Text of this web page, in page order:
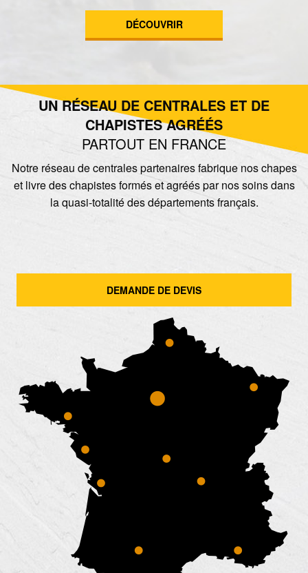
DÉCOUVRIR
UN RÉSEAU DE CENTRALES ET DE
CHAPISTES AGRÉÉS
PARTOUT EN FRANCE
Notre réseau de centrales partenaires fabrique nos chapes
et livre des chapistes formés et agréés par nos soins dans
la quasi-totalité des départements français.
DEMANDE DE DEVIS